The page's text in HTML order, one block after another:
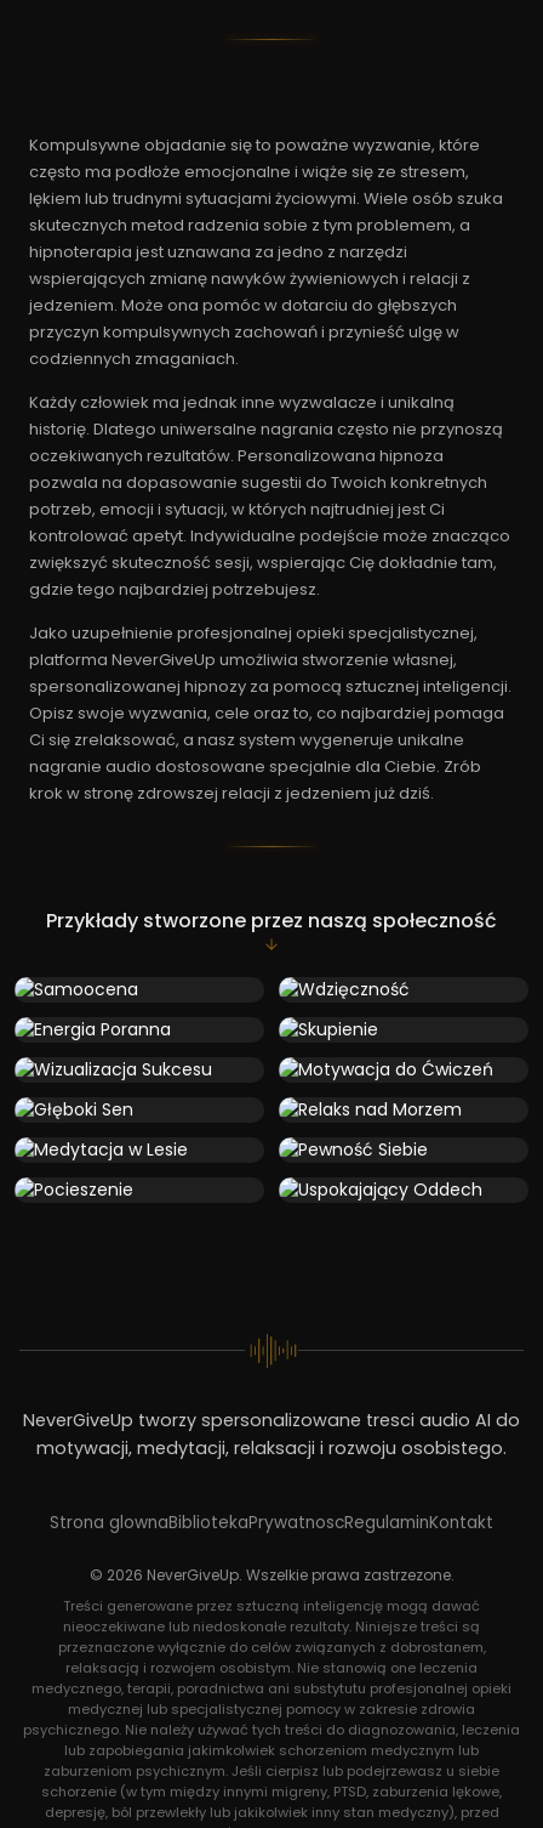
Kompulsywne objadanie się to poważne wyzwanie, które
często ma podłoże emocjonalne i wiąże się ze stresem,
lękiem lub trudnymi sytuacjami życiowymi. Wiele osób szuka
skutecznych metod radzenia sobie z tym problemem, a
hipnoterapia jest uznawana za jedno z narzędzi
wspierających zmianę nawyków żywieniowych i relacji z
jedzeniem. Może ona pomóc w dotarciu do głębszych
przyczyn kompulsywnych zachowań i przynieść ulgę w
codziennych zmaganiach.
Każdy człowiek ma jednak inne wyzwalacze i unikalną
historię. Dlatego uniwersalne nagrania często nie przynoszą
oczekiwanych rezultatów. Personalizowana hipnoza
pozwala na dopasowanie sugestii do Twoich konkretnych
potrzeb, emocji i sytuacji, w których najtrudniej jest Ci
kontrolować apetyt. Indywidualne podejście może znacząco
zwiększyć skuteczność sesji, wspierając Cię dokładnie tam,
gdzie tego najbardziej potrzebujesz.
Jako uzupełnienie profesjonalnej opieki specjalistycznej,
platforma NeverGiveUp umożliwia stworzenie własnej,
spersonalizowanej hipnozy za pomocą sztucznej inteligencji.
Opisz swoje wyzwania, cele oraz to, co najbardziej pomaga
Ci się zrelaksować, a nasz system wygeneruje unikalne
nagranie audio dostosowane specjalnie dla Ciebie. Zrób
krok w stronę zdrowszej relacji z jedzeniem już dziś.
Przykłady stworzone przez naszą społeczność
NeverGiveUp tworzy spersonalizowane tresci audio AI do
motywacji, medytacji, relaksacji i rozwoju osobistego.
Strona glownaBibliotekaPrywatnoscRegulaminKontakt
© 2026 NeverGiveUp. Wszelkie prawa zastrzezone.
Treści generowane przez sztuczną inteligencję mogą dawać
nieoczekiwane lub niedoskonałe rezultaty. Niniejsze treści są
przeznaczone wyłącznie do celów związanych z dobrostanem,
relaksacją i rozwojem osobistym. Nie stanowią one leczenia
medycznego, terapii, poradnictwa ani substytutu profesjonalnej opieki
medycznej lub specjalistycznej pomocy w zakresie zdrowia
psychicznego. Nie należy używać tych treści do diagnozowania, leczenia
lub zapobiegania jakimkolwiek schorzeniom medycznym lub
zaburzeniom psychicznym. Jeśli cierpisz lub podejrzewasz u siebie
schorzenie (w tym między innymi migreny, PTSD, zaburzenia lękowe,
depresję, ból przewlekły lub jakikolwiek inny stan medyczny), przed